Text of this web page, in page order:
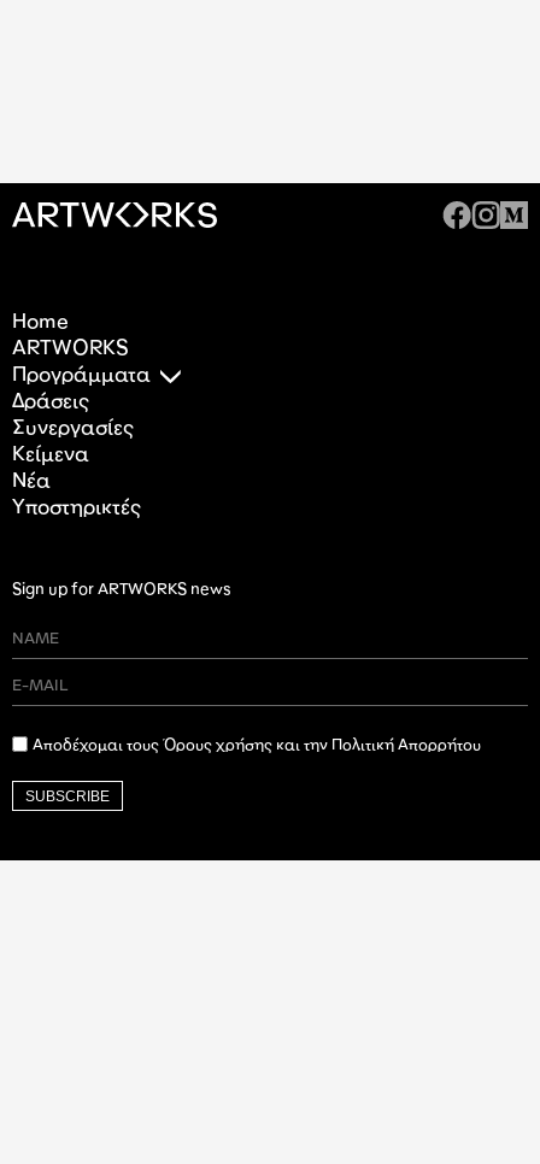
Home
ARTWORKS
Προγράμματα
Δράσεις
Συνεργασίες
Κείμενα
Nέα
Υποστηρικτές
Sign up for ARTWORKS news
Αποδέχομαι τους Όρους χρήσης και την Πολιτική Απορρήτου
SUBSCRIBE